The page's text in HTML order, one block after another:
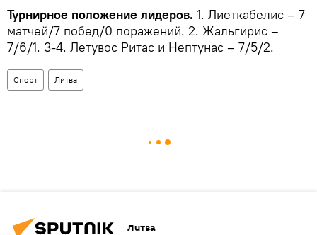
Турнирное положение лидеров. 1. Лиеткабелис – 7
матчей/7 побед/0 поражений. 2. Жальгирис –
7/6/1. 3-4. Летувос Ритас и Нептунас – 7/5/2.
Спорт Литва
Литва